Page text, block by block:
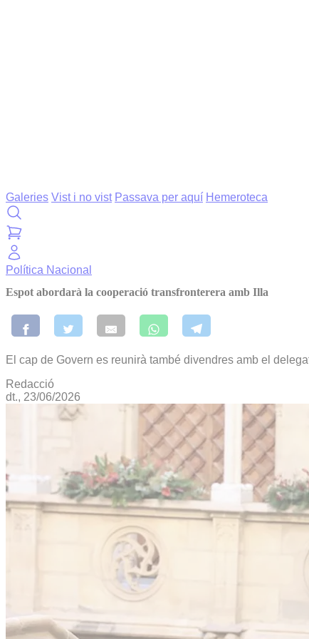
Galeries Vist i no vist Passava per aquí Hemeroteca
Política Nacional
Espot abordarà la cooperació transfronterera amb Illa
El cap de Govern es reunirà també divendres amb el
Redacció
dt., 23/06/2026